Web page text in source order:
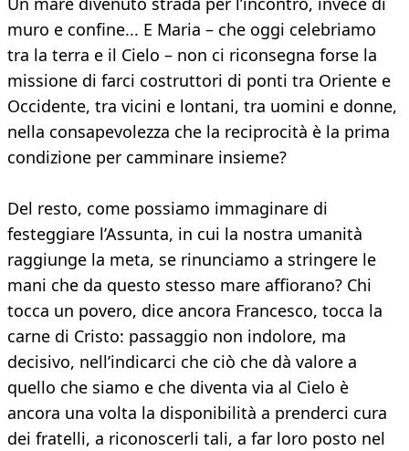
muro e confine... E Maria – che oggi celebriamo
tra la terra e il Cielo – non ci riconsegna forse la
missione di farci costruttori di ponti tra Oriente e
Occidente, tra vicini e lontani, tra uomini e donne,
nella consapevolezza che la reciprocità è la prima
condizione per camminare insieme?
Del resto, come possiamo immaginare di
festeggiare l’Assunta, in cui la nostra umanità
raggiunge la meta, se rinunciamo a stringere le
mani che da questo stesso mare affiorano? Chi
tocca un povero, dice ancora Francesco, tocca la
carne di Cristo: passaggio non indolore, ma
decisivo, nell’indicarci che ciò che dà valore a
quello che siamo e che diventa via al Cielo è
ancora una volta la disponibilità a prenderci cura
dei fratelli, a riconoscerli tali, a far loro posto nel